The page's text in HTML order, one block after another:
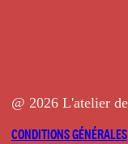
@ 2026 L'atelier
CONDITIONS GÉNÉRALES